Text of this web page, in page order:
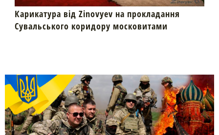
Карикатура від Zinovyev на прокладання
Сувальського коридору московитами